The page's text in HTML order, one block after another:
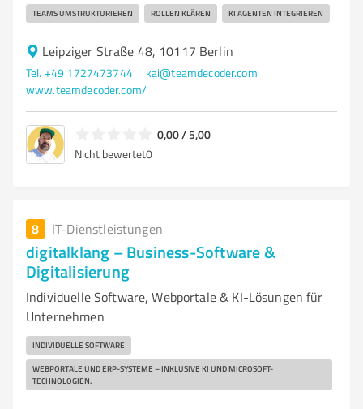
TEAMS UMSTRUKTURIEREN ROLLEN KLÄREN KI AGENTEN INTEGRIEREN
Leipziger Straße 48, 10117 Berlin
Tel. +49 1727473744
kai@teamdecoder.com
www.teamdecoder.com/
0,00 / 5,00
Nicht bewertet0
8 IT-Dienstleistungen
digitalklang – Business-Software &
Digitalisierung
Individuelle Software, Webportale & KI-Lösungen für
Unternehmen
INDIVIDUELLE SOFTWARE
WEBPORTALE UND ERP-SYSTEME – INKLUSIVE KI UND MICROSOFT-
TECHNOLOGIEN.